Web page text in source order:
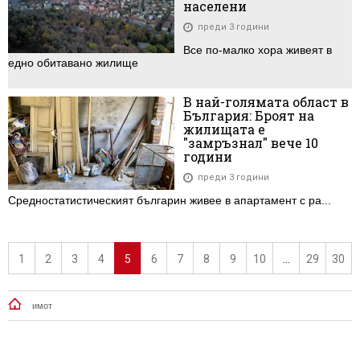
населени
преди 3 години
Все по-малко хора живеят в
едно обитавано жилище
В най-голямата област в
България: Броят на
жилищата е
"замръзнал" вече 10
години
преди 3 години
Средностатистическият българин живее в апартамент с ра...
1 2 3 4 5 6 7 8 9 10 29 30
имот